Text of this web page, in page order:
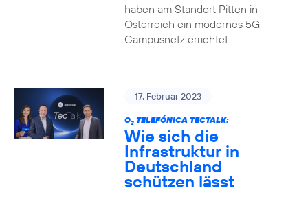
haben am Standort Pitten in
Österreich ein modernes 5G-
Campusnetz errichtet.
17. Februar 2023
O2TELEFÓNICA TECTALK:
Wie sich die
Infrastruktur in
Deutschland
schützen lässt